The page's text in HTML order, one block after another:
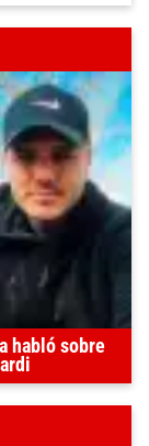
habló sobre